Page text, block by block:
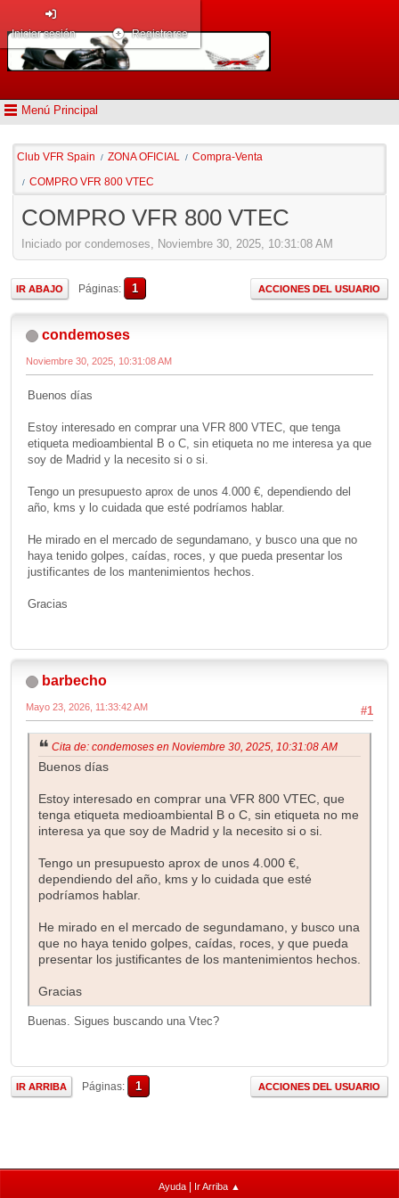
Menú Principal
Iniciar sesión Registrarse
Club VFR Spain / ZONA OFICIAL / Compra-Venta
/ COMPRO VFR 800 VTEC
COMPRO VFR 800 VTEC
Iniciado por condemoses, Noviembre 30, 2025, 10:31:08 AM
IR ABAJO Páginas 1 ACCIONES DEL USUARIO
condemoses
Noviembre 30, 2025, 10:31:08 AM
Buenos días
Estoy interesado en comprar una VFR 800 VTEC, que tenga
etiqueta medioambiental B o C, sin etiqueta no me interesa ya que
soy de Madrid y la necesito si o si.
Tengo un presupuesto aprox de unos 4.000 €, dependiendo del
año, kms y lo cuidada que esté podríamos hablar.
He mirado en el mercado de segundamano, y busco una que no
haya tenido golpes, caídas, roces, y que pueda presentar los
justificantes de los mantenimientos hechos.
Gracias
barbecho
#1
Mayo 23, 2026, 11:33:42 AM
Cita de: condemoses en Noviembre 30, 2025, 10:31:08 AM
Buenos días
Estoy interesado en comprar una VFR 800 VTEC, que
tenga etiqueta medioambiental B o C, sin etiqueta no me
interesa ya que soy de Madrid y la necesito si o si.
Tengo un presupuesto aprox de unos 4.000 €,
dependiendo del año, kms y lo cuidada que esté
podríamos hablar.
He mirado en el mercado de segundamano, y busco una
que no haya tenido golpes, caídas, roces, y que pueda
presentar los justificantes de los mantenimientos hechos.
Gracias
Buenas. Sigues buscando una Vtec?
IR ARRIBA Páginas 1 ACCIONES DEL USUARIO
Ayuda | Ir Arriba ▲